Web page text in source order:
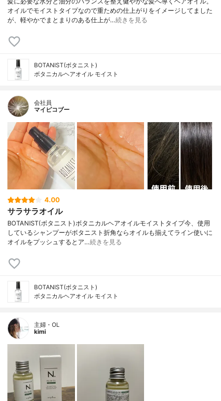
オイルでモイストタイプなので重ための仕上がりをイメージしてました
が、軽やかでまとまりのある仕上が…続きを見る
BOTANIST(ボタニスト)
ボタニカルヘアオイル モイスト
会社員
マイピコブー
4.00
サラサラオイル
BOTANIST(ボタニスト)ボタニカルヘアオイルモイストタイプ今、使用
しているシャンプーがボタニスト折角ならオイルも揃えてライン使いに
オイルをプッシュするとア…続きを見る
BOTANIST(ボタニスト)
ボタニカルヘアオイル モイスト
主婦・OL
kimi